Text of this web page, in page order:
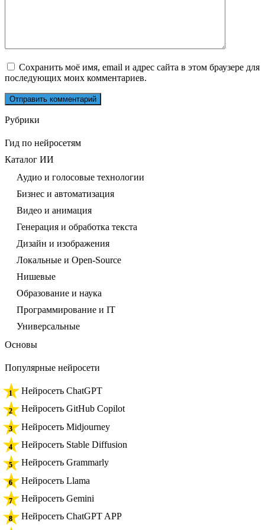
Сохранить моё имя, email и адрес сайта в этом браузере для
последующих моих комментариев.
Рубрики
Гид по нейросетям
Каталог ИИ
Аудио и голосовые технологии
Бизнес и автоматизация
Видео и анимация
Генерация и обработка текста
Дизайн и изображения
Локальные и Open-Source
Нишевые
Образование и наука
Программирование и IT
Универсальные
Основы
Популярные нейросети
Нейросеть ChatGPT
Нейросеть GitHub Copilot
Нейросеть Midjourney
Нейросеть Stable Diffusion
Нейросеть Grammarly
Нейросеть Llama
Нейросеть Gemini
Нейросеть ChatGPT APP